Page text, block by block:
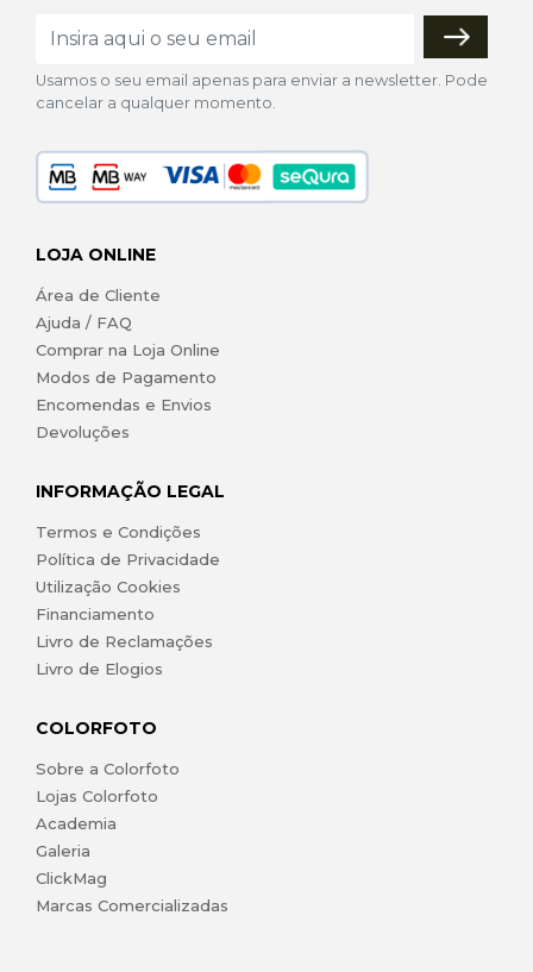
Usamos o seu email apenas para enviar a newsletter. Pode
cancelar a qualquer momento.
LOJA ONLINE
Área de Cliente
Ajuda / FAQ
Comprar na Loja Online
Modos de Pagamento
Encomendas e Envios
Devoluções
INFORMAÇÃO LEGAL
Termos e Condições
Política de Privacidade
Utilização Cookies
Financiamento
Livro de Reclamações
Livro de Elogios
COLORFOTO
Sobre a Colorfoto
Lojas Colorfoto
Academia
Galeria
ClickMag
Marcas Comercializadas